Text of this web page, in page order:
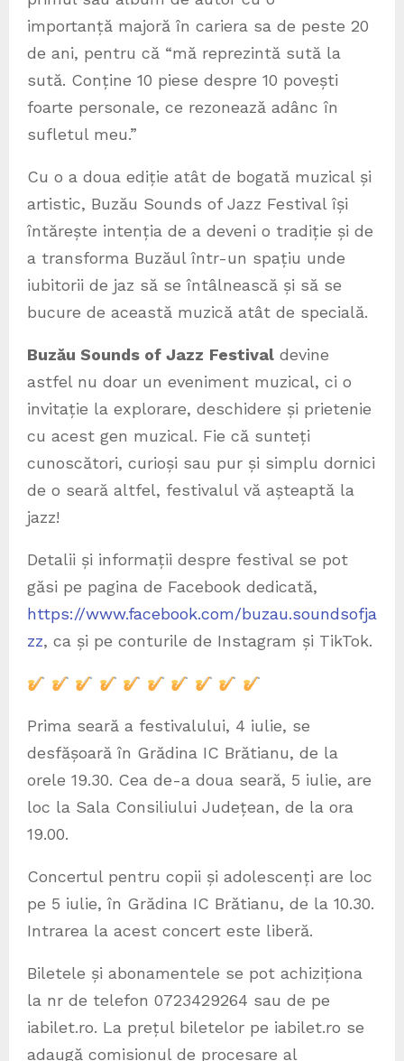
importanță majoră în cariera sa de peste 20
de ani, pentru că “mă reprezintă sută la
sută. Conține 10 piese despre 10 povești
foarte personale, ce rezonează adânc în
sufletul meu.”
Cu o a doua ediție atât de bogată muzical și
artistic, Buzău Sounds of Jazz Festival își
întărește intenția de a deveni o tradiție și de
a transforma Buzăul într-un spațiu unde
iubitorii de jaz să se întâlnească și să se
bucure de această muzică atât de specială.
Buzău Sounds of Jazz Festival devine
astfel nu doar un eveniment muzical, ci o
invitație la explorare, deschidere și prietenie
cu acest gen muzical. Fie că sunteți
cunoscători, curioși sau pur și simplu dornici
de o seară altfel, festivalul vă așteaptă la
jazz!
Detalii și informații despre festival se pot
găsi pe pagina de Facebook dedicată,
https://www.facebook.com/buzau.soundsofja
zz, ca și pe conturile de Instagram și TikTok.
Prima seară a festivalului, 4 iulie, se
desfășoară în Grădina IC Brătianu, de la
orele 19.30. Cea de-a doua seară, 5 iulie, are
loc la Sala Consiliului Județean, de la ora
19.00.
Concertul pentru copii și adolescenți are loc
pe 5 iulie, în Grădina IC Brătianu, de la 10.30.
Intrarea la acest concert este liberă.
Biletele și abonamentele se pot achiziționa
la nr de telefon 0723429264 sau de pe
iabilet.ro. La prețul biletelor pe iabilet.ro se
adaugă comisionul de procesare al